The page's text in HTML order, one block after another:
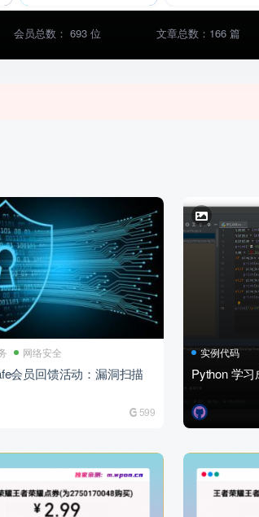
会员总数： 693 位 文章总数：166 篇
网络安全
会员回馈活动：漏洞扫描
599
实例代码
Python 学